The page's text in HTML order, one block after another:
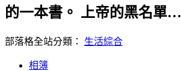
的一本書。 上帝的黑名單…
部落格全站分類： 生活綜合
相簿